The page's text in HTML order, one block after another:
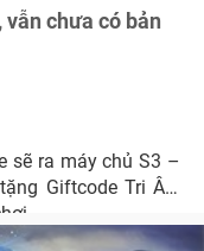
vẫn chưa có bản
sẽ ra máy chủ S3 –
Giftcode Tri Ân: